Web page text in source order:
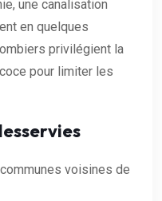
une canalisation
en quelques
privilégient la
pour limiter les
voisines de